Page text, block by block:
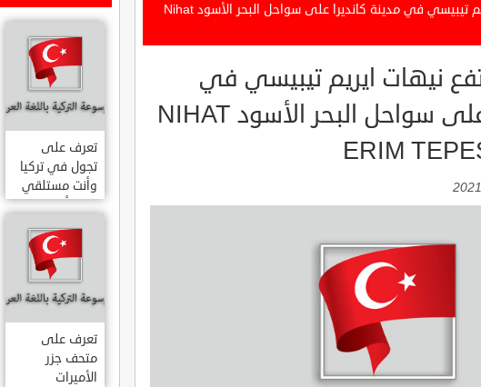
تعرف على مرتفع نيهات ايريم تيبيسي في مدينة كانديرا على سواحل البحر الأسود Nihat
نيهات ايريم تيبيسي في
مدينة كانديرا على سواحل البحر الأسود NIHAT
ERIM
تعرف على
تجول في تركيا
وأنت مستلقي
على أريكتك
..السياحة
الافتراضية.
تعرف على
متحف جزر
الأميرات